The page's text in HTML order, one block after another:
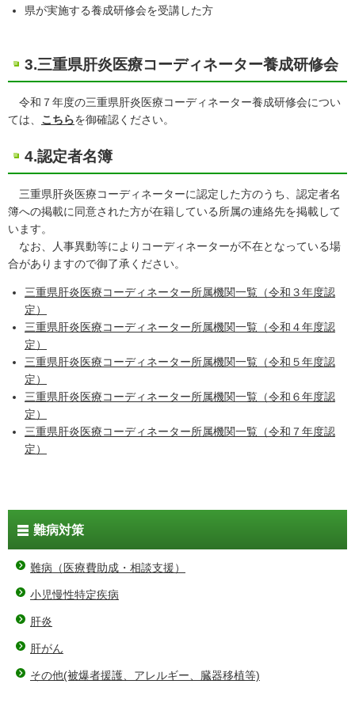
県が実施する養成研修会を受講した方
3.三重県肝炎医療コーディネーター養成研修会
令和７年度の三重県肝炎医療コーディネーター養成研修会につい
ては、 こちらを御確認ください。
4.認定者名簿
三重県肝炎医療コーディネーターに認定した方のうち、認定者名
簿への掲載に同意された方が在籍している所属の連絡先を掲載して
います。
なお、人事異動等によりコーディネーターが不在となっている場
合がありますので御了承ください。
三重県肝炎医療コーディネーター所属機関一覧（令和３年度認
定）
三重県肝炎医療コーディネーター所属機関一覧（令和４年度認
定）
三重県肝炎医療コーディネーター所属機関一覧（令和５年度認
定）
三重県肝炎医療コーディネーター所属機関一覧（令和６年度認
定）
三重県肝炎医療コーディネーター所属機関一覧（令和７年度認
定）
難病対策
難病（医療費助成・相談支援）
小児慢性特定疾病
肝炎
肝がん
その他(被爆者援護、アレルギー、臓器移植等)